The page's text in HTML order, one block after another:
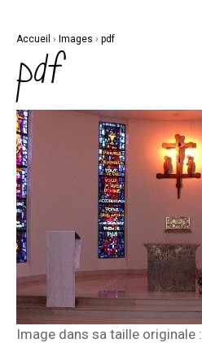
navigation
Accueil › Images › pdf
pdf
Image dans sa taille originale :